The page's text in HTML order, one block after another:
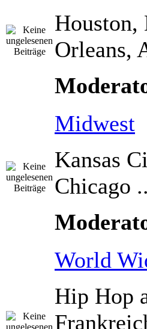
Houston,
Orleans,
Midwest
Kansas
Chicago
World
Hip Hop